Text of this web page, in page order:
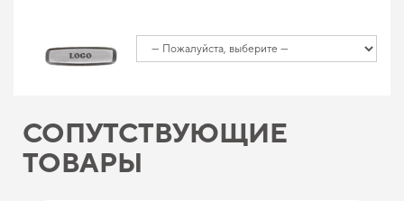
СОПУТСТВУЮЩИЕ
ТОВАРЫ